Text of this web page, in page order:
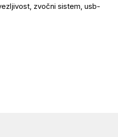
zvočni sistem, usb-